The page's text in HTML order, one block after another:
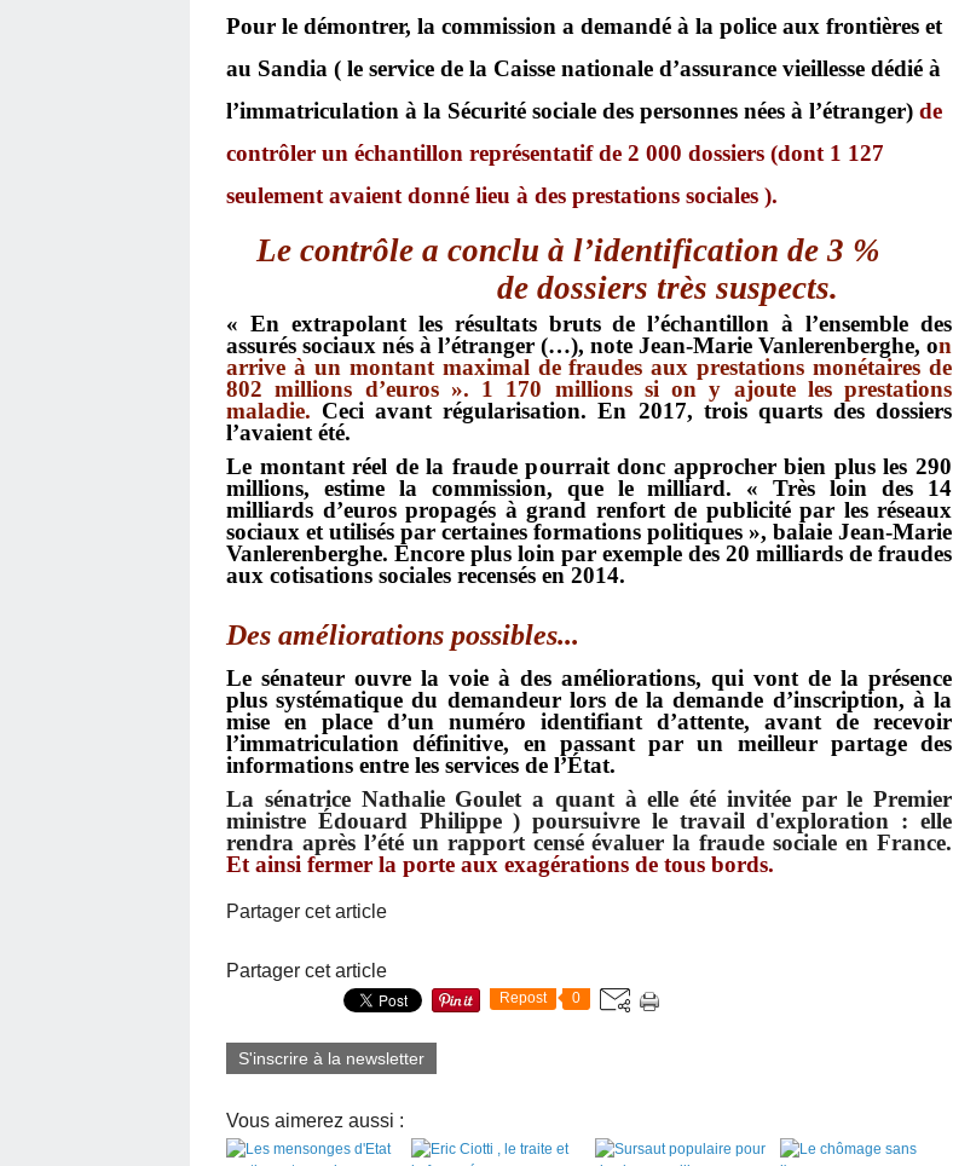
Pour le démontrer, la commission a demandé à la police aux frontières et
au Sandia ( le service de la Caisse nationale d’assurance vieillesse dédié à
l’immatriculation à la Sécurité sociale des personnes nées à l’étranger) de
contrôler un échantillon représentatif de 2 000 dossiers (dont 1 127
seulement avaient donné lieu à des prestations sociales ).
Le contrôle a conclu à l’identification de 3 %
de dossiers très suspects.
« En extrapolant les résultats bruts de l’échantillon à l’ensemble des
assurés sociaux nés à l’étranger (…), note Jean-Marie Vanlerenberghe, on
arrive à un montant maximal de fraudes aux prestations monétaires de
802 millions d’euros ». 1 170 millions si on y ajoute les prestations
maladie. Ceci avant régularisation. En 2017, trois quarts des dossiers
l’avaient été.
Le montant réel de la fraude pourrait donc approcher bien plus les 290
millions, estime la commission, que le milliard. «Très loin des 14
milliards d’euros propagés à grand renfort de publicité par les réseaux
sociaux et utilisés par certaines formations politiques », balaie Jean-Marie
Vanlerenberghe. Encore plus loin par exemple des 20 milliards de fraudes
aux cotisations sociales recensés en 2014.
Des améliorations possibles...
Le sénateur ouvre la voie à des améliorations, qui vont de la présence
plus systématique du demandeur lors de la demande d’inscription, à la
mise en place d’un numéro identifiant d’attente, avant de recevoir
l’immatriculation définitive, en passant par un meilleur partage des
informations entre les services de l’État.
La sénatrice Nathalie Goulet a quant à elle été invitée par le Premier
ministre Édouard Philippe ) poursuivre le travail d'exploration : elle
rendra après l’été un rapport censé évaluer la fraude sociale en France.
Et ainsi fermer la porte aux exagérations de tous bords.
Partager cet article
Partager cet article
Repost 0
S'inscrire à la newsletter
Vous aimerez aussi :